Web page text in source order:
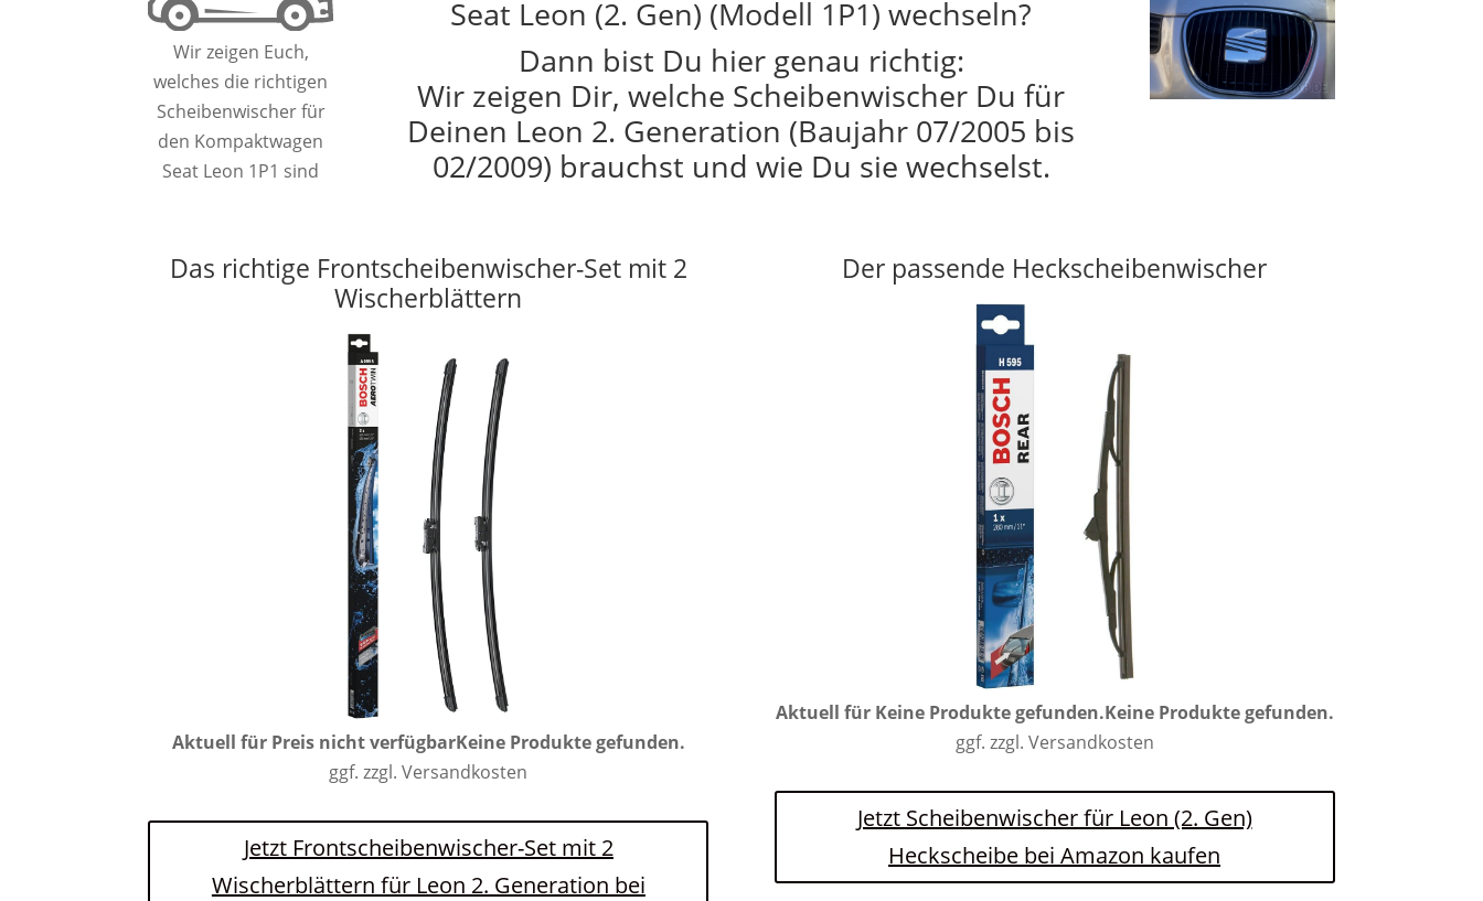
Wir zeigen Euch,
welches die richtigen
Scheibenwischer für
den Kompaktwagen
Seat Leon 1P1 sind
Seat Leon (2. Gen) (Modell 1P1) wechseln?
Dann bist Du hier genau richtig:
Wir zeigen Dir, welche Scheibenwischer Du für
Deinen Leon 2. Generation (Baujahr 07/2005 bis
02/2009) brauchst und wie Du sie wechselst.
Das richtige Frontscheibenwischer-Set mit 2
Wischerblättern
Aktuell für Preis nicht verfügbarKeine Produkte gefunden.
ggf. zzgl. Versandkosten
Jetzt Frontscheibenwischer-Set mit 2
Wischerblättern für Leon 2. Generation bei
Der passende Heckscheibenwischer
Aktuell für Keine Produkte gefunden.Keine Produkte gefunden.
ggf. zzgl. Versandkosten
Jetzt Scheibenwischer für Leon (2. Gen)
Heckscheibe bei Amazon kaufen